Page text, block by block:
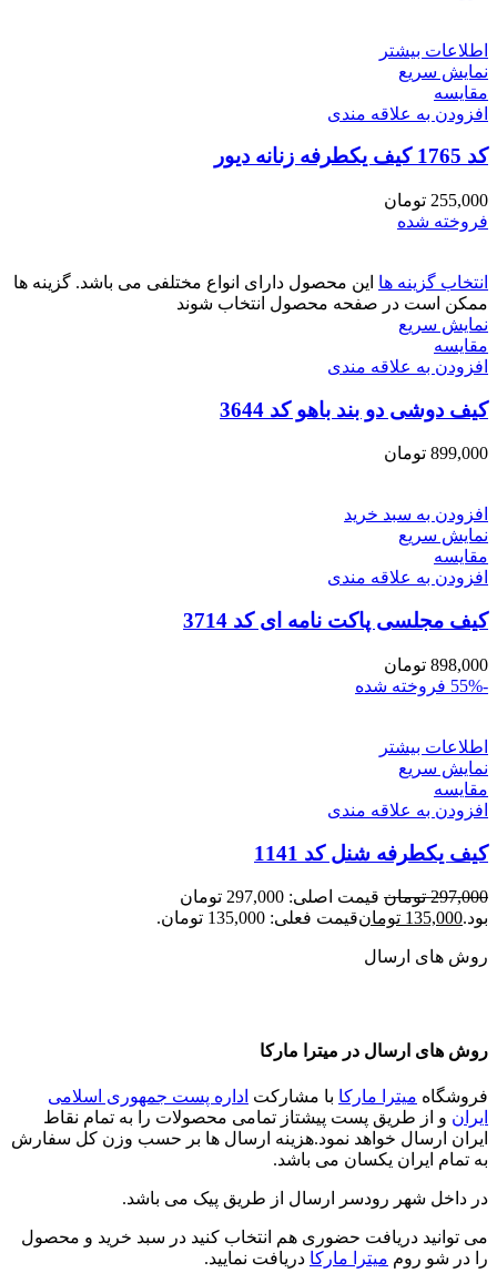
اطلاعات بیشتر
نمایش سریع
مقايسه
افزودن به علاقه مندی
کد 1765 کیف یکطرفه زنانه دیور
255,000 تومان
فروخته شده
انتخاب گزینه ها این محصول دارای انواع مختلفی می باشد. گزینه ها
ممکن است در صفحه محصول انتخاب شوند
نمایش سریع
مقايسه
افزودن به علاقه مندی
کیف دوشی دو بند باهو کد 3644
899,000 تومان
افزودن به سبد خرید
نمایش سریع
مقايسه
افزودن به علاقه مندی
کیف مجلسی پاکت نامه ای کد 3714
898,000 تومان
-55%
فروخته شده
اطلاعات بیشتر
نمایش سریع
مقايسه
افزودن به علاقه مندی
کیف یکطرفه شنل کد 1141
297,000 تومان
قیمت اصلی: 297,000 تومان
بود.135,000 تومانقیمت فعلی: 135,000 تومان.
روش های ارسال
روش های ارسال در میترا مارکا
فروشگاه میترا مارکا با مشارکت اداره پست جمهوری اسلامی
ایران و از طریق پست پیشتاز تمامی محصولات را به تمام نقاط
ایران ارسال خواهد نمود.هزینه ارسال ها بر حسب وزن کل سفارش
به تمام ایران یکسان می باشد.
در داخل شهر رودسر ارسال از طریق پیک می باشد.
می توانید دریافت حضوری هم انتخاب کنید در سبد خرید و محصول
را در شو روم میترا مارکا دریافت نمایید.